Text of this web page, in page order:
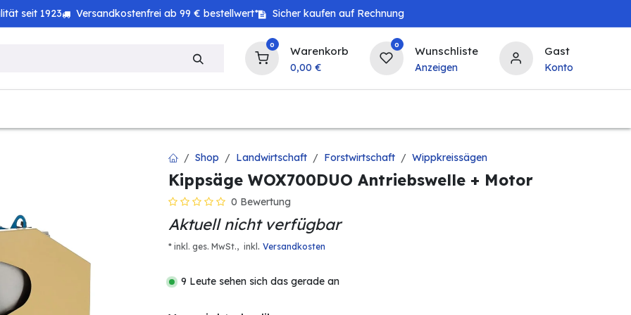
seit 1923 Versandkostenfrei ab 99 € bestellwert* Sicher kaufen auf Rechnung
0 Warenkorb
0,00 €
0 Wunschliste
Anzeigen
Gast
Konto
Shop Landwirtschaft Forstwirtschaft Wippkreissägen
Kippsäge WOX700DUO Antriebswelle + Motor
0 Bewertung
Aktuell nicht verfügbar
* inkl. ges. MwSt., inkl . Versandkosten
9 Leute sehen sich das gerade an